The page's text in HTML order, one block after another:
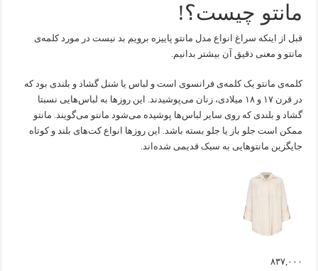
مانتو چیست؟!
قبل از اینکه سراغ انواع مدل مانتو پاییزه برویم بد نیست در مورد کلمه‌ی
مانتو و معنی دقیق آن بیشتر بدانیم.
کلمه‌ی مانتو یک کلمه‌ی فرانسوی است و لباس یا شنل گشاد و بلندی بود که
در قرن ۱۷ و ۱۸ میلادی، زنان می‌پوشیدند. این روزها به لباس‌هایی نسبتا
گشاد و بلندی که روی سایر لباس‌ها پوشیده می‌شود مانتو می‌گویند. مانتو
ممکن است جلو باز یا جلو بسته باشد. این روزها انواع کت‌های بلند و کوتاه
جایگزین مانتوهایی به سبک قدیمی شده‌اند.
۸۳۷,۰۰۰